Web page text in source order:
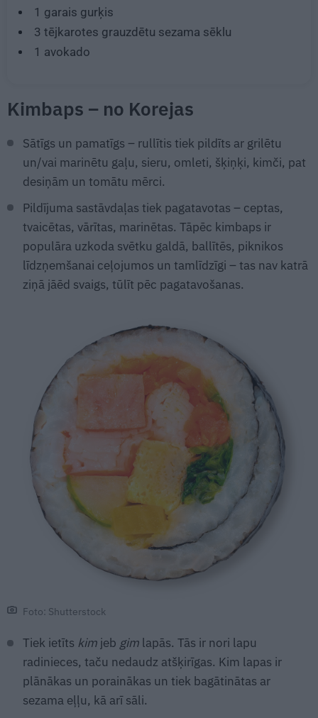
1 garais gurķis
3 tējkarotes grauzdētu sezama sēklu
1 avokado
Kimbaps – no Korejas
Sātīgs un pamatīgs – rullītis tiek pildīts ar grilētu
un/vai marinētu gaļu, sieru, omleti, šķiņķi, kimči, pat
desiņām un tomātu mērci.
Pildījuma sastāvdaļas tiek pagatavotas – ceptas,
tvaicētas, vārītas, marinētas. Tāpēc kimbaps ir
populāra uzkoda svētku galdā, ballītēs, piknikos
līdzņemšanai ceļojumos un tamlīdzīgi – tas nav katrā
ziņā jāēd svaigs, tūlīt pēc pagatavošanas.
Foto: Shutterstock
Tiek ietīts kim jeb gim lapās. Tās ir nori lapu
radinieces, taču nedaudz atšķirīgas. Kim lapas ir
plānākas un porainākas un tiek bagātinātas ar
sezama eļļu, kā arī sāli.